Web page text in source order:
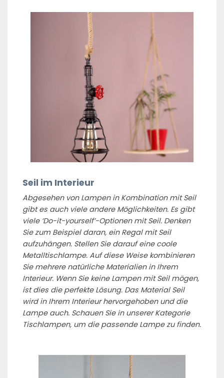
Seil im Interieur
Abgesehen von Lampen in Kombination mit Seil
gibt es auch viele andere Möglichkeiten. Es gibt
viele ‘Do-it-yourself’-Optionen mit Seil. Denken
Sie zum Beispiel daran, ein Regal mit Seil
aufzuhängen. Stellen Sie darauf eine coole
Metalltischlampe. Auf diese Weise kombinieren
Sie mehrere natürliche Materialien in Ihrem
Interieur. Wenn Sie keine Lampen mit Seil mögen,
ist dies die perfekte Lösung. Das Material Seil
wird in Ihrem Interieur hervorgehoben und die
Lampe auch. Schauen Sie in unserer Kategorie
Tischlampen, um die passende Lampe zu finden.